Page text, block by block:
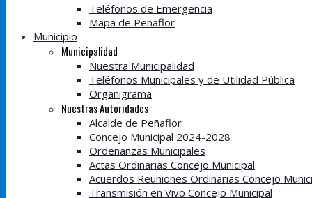
Teléfonos de Emergencia
Mapa de Peñaflor
Municipio
Municipalidad
Nuestra Municipalidad
Teléfonos Municipales y de Utilidad Pública
Organigrama
Nuestras Autoridades
Alcalde de Peñaflor
Concejo Municipal 2024-2028
Ordenanzas Municipales
Actas Ordinarias Concejo Municipal
Acuerdos Reuniones Ordinarias Concejo
Transmisión en Vivo Concejo Municipal